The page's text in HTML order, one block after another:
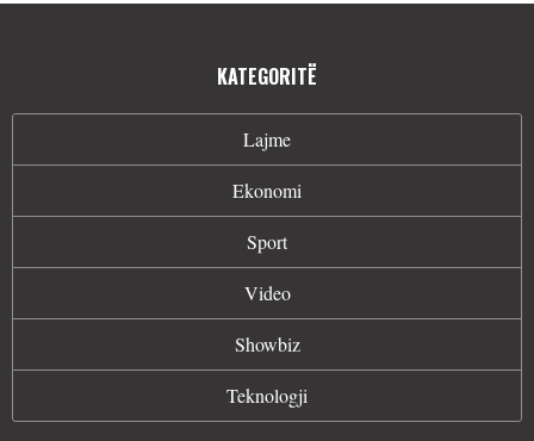
KATEGORITË
Lajme
Ekonomi
Sport
Video
Showbiz
Teknologji